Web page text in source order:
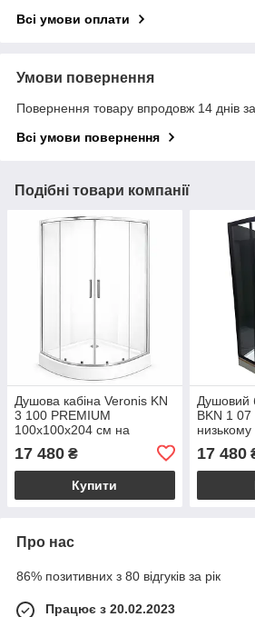
Всі умови оплати
Умови повернення
Повернення товару впродовж 14 днів
Всі умови повернення
Подібні товари компанії
Душова кабіна Veronis KN
3 100 PREMIUM
100х100х204 см на
низькому піддоні прозоре
скло розсувні двері
17 480 ₴
Купити
Душовий
BKN 1
низькому
двері
17 480
Про нас
86% позитивних з 80 відгуків за рік
Працює з 20.02.2023